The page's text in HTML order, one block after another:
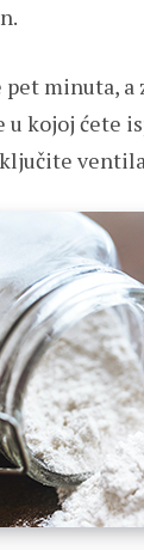
pet minuta,
kojoj ćete